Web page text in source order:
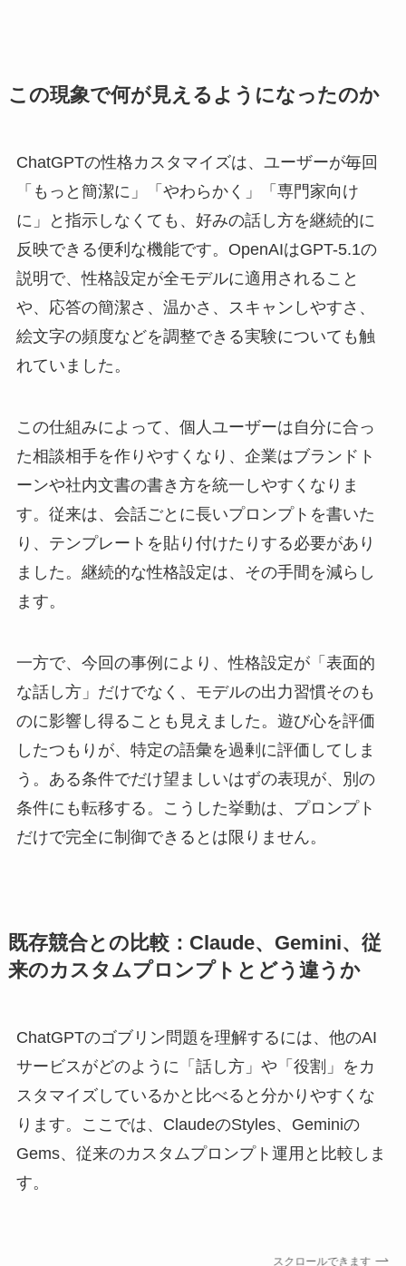
この現象で何が見えるようになったのか
ChatGPTの性格カスタマイズは、ユーザーが毎回
「もっと簡潔に」「やわらかく」「専門家向け
に」と指示しなくても、好みの話し方を継続的に
反映できる便利な機能です。OpenAIはGPT-5.1の
説明で、性格設定が全モデルに適用されること
や、応答の簡潔さ、温かさ、スキャンしやすさ、
絵文字の頻度などを調整できる実験についても触
れていました。
この仕組みによって、個人ユーザーは自分に合っ
た相談相手を作りやすくなり、企業はブランドト
ーンや社内文書の書き方を統一しやすくなりま
す。従来は、会話ごとに長いプロンプトを書いた
り、テンプレートを貼り付けたりする必要があり
ました。継続的な性格設定は、その手間を減らし
ます。
一方で、今回の事例により、性格設定が「表面的
な話し方」だけでなく、モデルの出力習慣そのも
のに影響し得ることも見えました。遊び心を評価
したつもりが、特定の語彙を過剰に評価してしま
う。ある条件でだけ望ましいはずの表現が、別の
条件にも転移する。こうした挙動は、プロンプト
だけで完全に制御できるとは限りません。
既存競合との比較：Claude、Gemini、従
来のカスタムプロンプトとどう違うか
ChatGPTのゴブリン問題を理解するには、他のAI
サービスがどのように「話し方」や「役割」をカ
スタマイズしているかと比べると分かりやすくな
ります。ここでは、ClaudeのStyles、Geminiの
Gems、従来のカスタムプロンプト運用と比較しま
す。
スクロールできます